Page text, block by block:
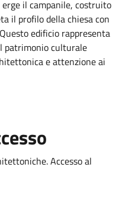
il campanile, costruito
il profilo della chiesa con
edificio rappresenta
patrimonio culturale
e attenzione ai
Accesso al